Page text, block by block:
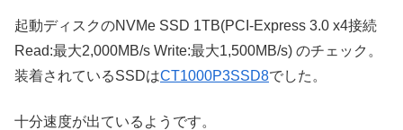
起動ディスクのNVMe SSD 1TB(PCI-Express 3.0 x4接続
Read:最大2,000MB/s Write:最大1,500MB/s) のチェック。
装着されているSSDはCT1000P3SSD8でした。
十分速度が出ているようです。